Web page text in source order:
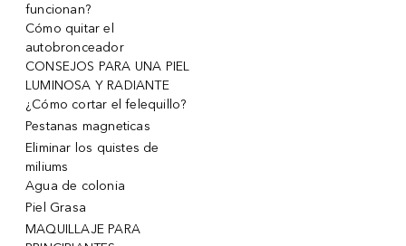
funcionan?
Cómo quitar el
autobronceador
CONSEJOS PARA UNA PIEL
LUMINOSA Y RADIANTE
¿Cómo cortar el felequillo?
Pestanas magneticas
Eliminar los quistes de
miliums
Agua de colonia
Piel Grasa
MAQUILLAJE PARA